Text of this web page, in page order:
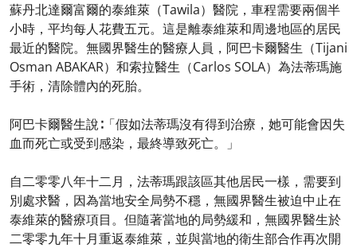
蘇丹北達爾富爾的泰維萊（Tawila）醫院，車程需要兩個半
小時，平均每人花費五元。這是離泰維萊和周邊地區的居民
最近的醫院。無國界醫生的醫療人員，阿巴卡爾醫生（Tijani
Osman ABAKAR）和索拉醫生（Carlos SOLA）為法蒂瑪施
手術，清除體內的死胎。
阿巴卡爾醫生說∶「假如法蒂瑪沒有得到治療，她可能會因失
血而死亡或受到感染，最終導致死亡。」
自二零零八年十二月，法蒂瑪跟該區其他居民一樣，需要到
別處求醫，因為當地安全局勢不穩，無國界醫生被迫中止在
泰維萊的醫療項目。但隨著當地的局勢緩和，無國界醫生於
二零零九年十月重返泰維萊，並與當地的衛生部合作再次開